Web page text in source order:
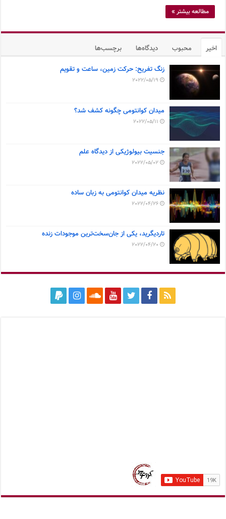
مطالعه بیشتر »
اخیر محبوب دیدگاه‌ها برچسب‌ها
زنگ تفریح: حرکت زمین، ساعت و تقویم
2022/05/19
میدان کوانتومی چگونه کشف شد؟
2022/05/11
جنسیت بیولوژیکی از دیدگاه علم
2022/05/02
نظریه میدان کوانتومی به زبان ساده
2022/04/26
تاردیگرید، یکی از جان‌سخت‌ترین موجودات زنده
2022/04/20